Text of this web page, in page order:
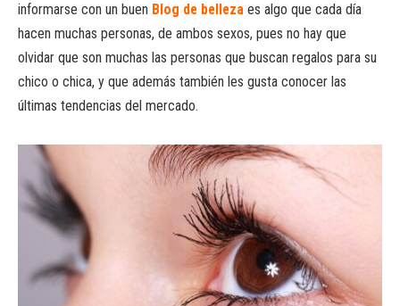
informarse con un buen Blog de belleza es algo que cada día
hacen muchas personas, de ambos sexos, pues no hay que
olvidar que son muchas las personas que buscan regalos para su
chico o chica, y que además también les gusta conocer las
últimas tendencias del mercado.